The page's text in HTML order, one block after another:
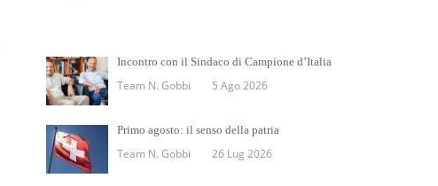
Incontro con il Sindaco di Campione d’Italia
Team N. Gobbi 5 Ago 2026
Primo agosto: il senso della patria
Team N. Gobbi 26 Lug 2026